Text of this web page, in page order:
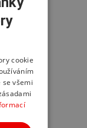
cookie
se všemi